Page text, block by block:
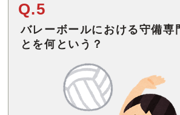
Q.5
バレーボールにおける守備専
とを何という？